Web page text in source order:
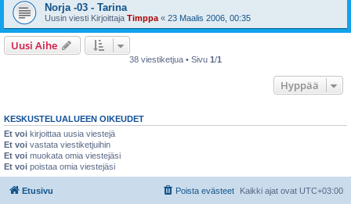
Norja -03 - Tarina
Uusin viesti Kirjoittaja Timppa « 23 Maalis 2006, 00:35
Uusi Aihe
38 viestiketjua • Sivu 1 /1
Hyppää
KESKUSTELUALUEEN OIKEUDET
Et voi kirjoittaa uusia viestejä
Et voi vastata viestiketjuihin
Et voi muokata omia viestejäsi
Et voi poistaa omia viestejäsi
Etusivu Kaikki ajat ovat UTC+03:00
Poista evästeet